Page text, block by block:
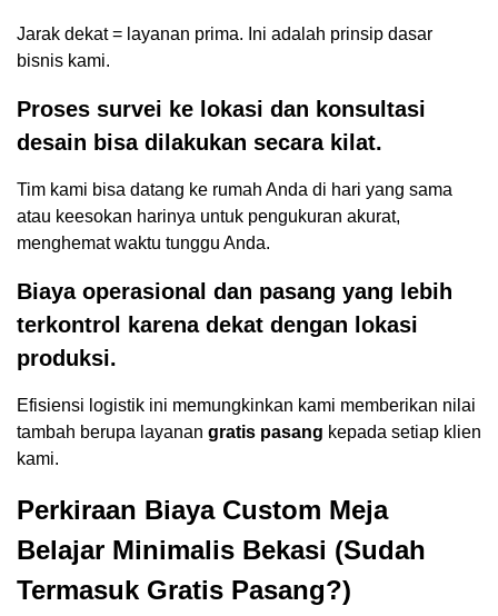
Jarak dekat = layanan prima. Ini adalah prinsip dasar
bisnis kami.
Proses survei ke lokasi dan konsultasi
desain bisa dilakukan secara kilat.
Tim kami bisa datang ke rumah Anda di hari yang sama
atau keesokan harinya untuk pengukuran akurat,
menghemat waktu tunggu Anda.
Biaya operasional dan pasang yang lebih
terkontrol karena dekat dengan lokasi
produksi.
Efisiensi logistik ini memungkinkan kami memberikan nilai
tambah berupa layanan gratis pasang kepada setiap klien
kami.
Perkiraan Biaya Custom Meja
Belajar Minimalis Bekasi (Sudah
Termasuk Gratis Pasang?)